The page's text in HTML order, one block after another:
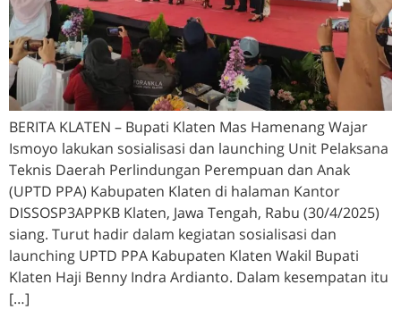
BERITA KLATEN – Bupati Klaten Mas Hamenang Wajar
Ismoyo lakukan sosialisasi dan launching Unit Pelaksana
Teknis Daerah Perlindungan Perempuan dan Anak
(UPTD PPA) Kabupaten Klaten di halaman Kantor
DISSOSP3APPKB Klaten, Jawa Tengah, Rabu (30/4/2025)
siang. Turut hadir dalam kegiatan sosialisasi dan
launching UPTD PPA Kabupaten Klaten Wakil Bupati
Klaten Haji Benny Indra Ardianto. Dalam kesempatan itu
[…]